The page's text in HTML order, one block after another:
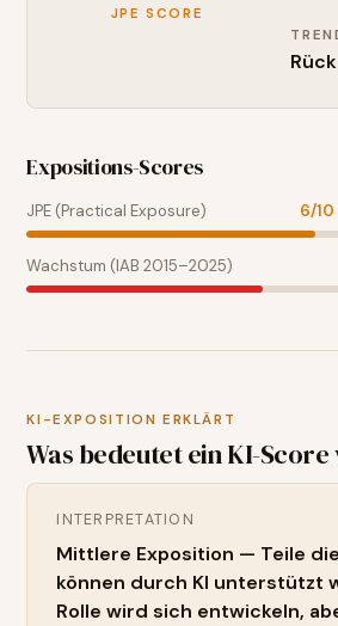
JPE SCORE
Expositions-Scores
JPE (Practical Exposure) 6/
Wachstum (IAB 2015–2025)
KI-EXPOSITION ERKLÄRT
Was bedeutet ein KI-Score
INTERPRETATION
Mittlere Exposition — Teile
können durch KI unterstützt
Rolle wird sich entwickeln,